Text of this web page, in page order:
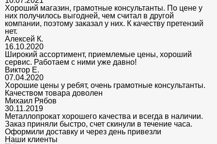
Хороший магазин, грамотные консультанты. По цене у
них получилось выгодней, чем считал в другой
компании, поэтому заказал у них. К качеству претензий
нет.
Алексей К.
16.10.2020
Широкий ассортимент, приемлемые цены, хороший
сервис. Работаем с ними уже давно!
Виктор Е.
07.04.2020
Хорошие цены у ребят, очень грамотные консультанты.
Качеством товара доволен
Михаил Рябов
30.11.2019
Металлопрокат хорошего качества и всегда в наличии.
Заказ приняли быстро, счет скинули в течение часа.
Оформили доставку и через день привезли
Наши клиенты